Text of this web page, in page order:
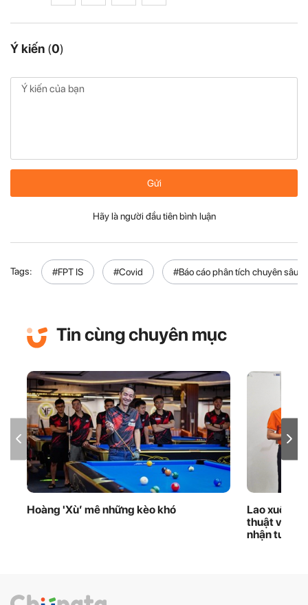
Ý kiến (0)
Gửi
Hãy là người đầu tiên bình luận
Tags: #FPT IS #Covid #Báo cáo phân tích chuyên sâu
Tin cùng chuyên mục
Hoàng 'Xù’ mê những kèo khó
Lao xuống
thuật viên
nhận tuyên